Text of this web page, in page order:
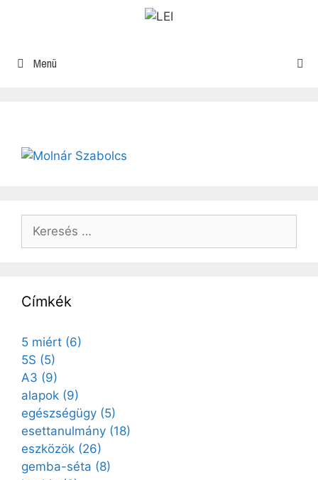
Menü
Címkék
5 miért (6)
5S (5)
A3 (9)
alapok (9)
egészségügy (5)
esettanulmány (18)
eszközök (26)
gemba-séta (8)